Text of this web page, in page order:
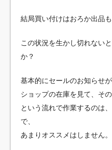
結局買い付けはおろか出品も
この状況を生かし切れない
か？
基本的にセールのお知らせ
ショップの在庫を見て、そ
という流れで作業するのは
で、
あまりオススメはしません。